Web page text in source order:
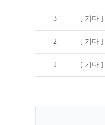
3 [ 기타 ]
2 [ 기타 ]
1 [ 기타 ]